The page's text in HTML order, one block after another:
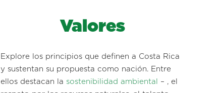
Valores
Explore los principios que definen a Costa Rica
y sustentan su propuesta como nación. Entre
ellos destacan la sostenibilidad ambiental
– , el